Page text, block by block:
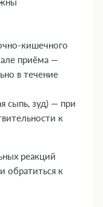
кишечного
приёма —
в течение
сыпь, зуд) — при
к
реакций
обратиться к